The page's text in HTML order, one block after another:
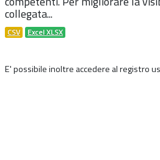
collegata...
CSV Excel XLSX
E' possibile inoltre accedere al registro